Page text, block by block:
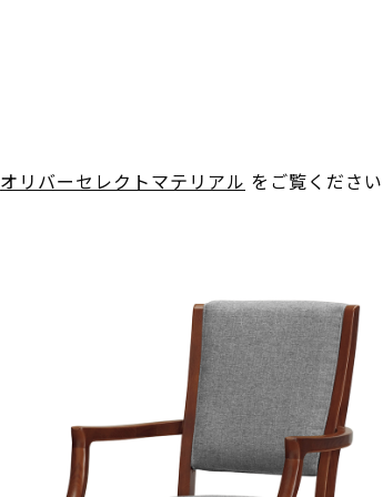
オリバーセレクトマテリアル をご覧くださ